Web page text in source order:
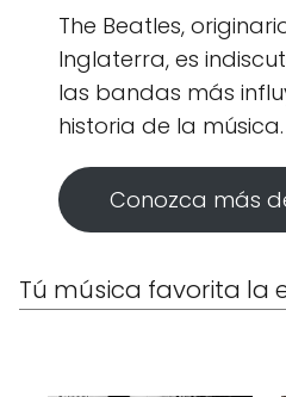
The Beatles,
Inglaterra, es
las bandas más
historia de la música.
Conozca más
Tú música favorita la